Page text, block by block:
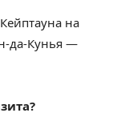
на
да-Кунья —